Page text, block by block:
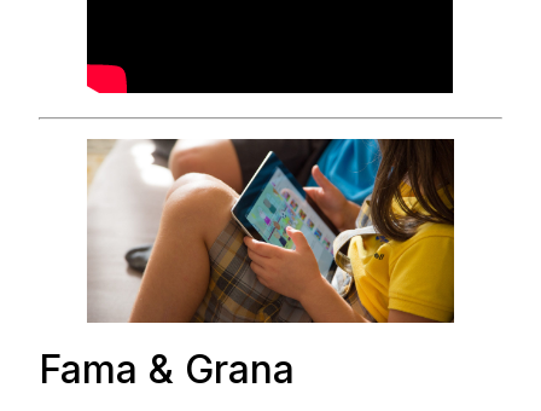
Fama & Grana